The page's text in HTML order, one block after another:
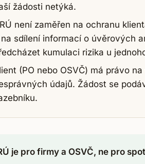
žádosti netýká.
není zaměřen na ochranu
sdílení informací o úvěrových
kumulaci rizika u
(PO nebo OSVČ) má právo
údajů. Žádost se
je pro firmy a OSVČ, ne pro